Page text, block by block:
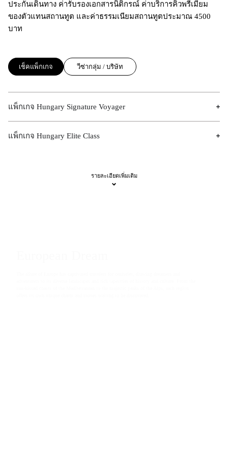
ประกันเดินทาง ค่ารับรองเอกสารนิติกรณ์ ค่าบริการคิวพรีเมียม
ของตัวแทนสถานทูต และค่าธรรมเนียมสถานทูตประมาณ 4500
บาท
เช็คแพ็กเกจ วีซ่ากลุ่ม / บริษัท
แพ็กเกจ Hungary Signature Voyager
แพ็กเกจ Hungary Elite Class
รายละเอียดเพิ่มเติม